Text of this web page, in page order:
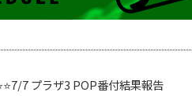
7 プラザ3 POP番付結果報告